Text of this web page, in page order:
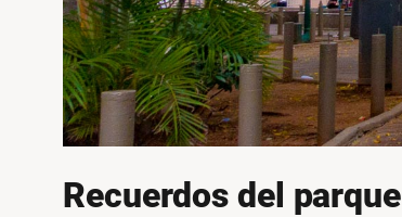
Recuerdos del parque